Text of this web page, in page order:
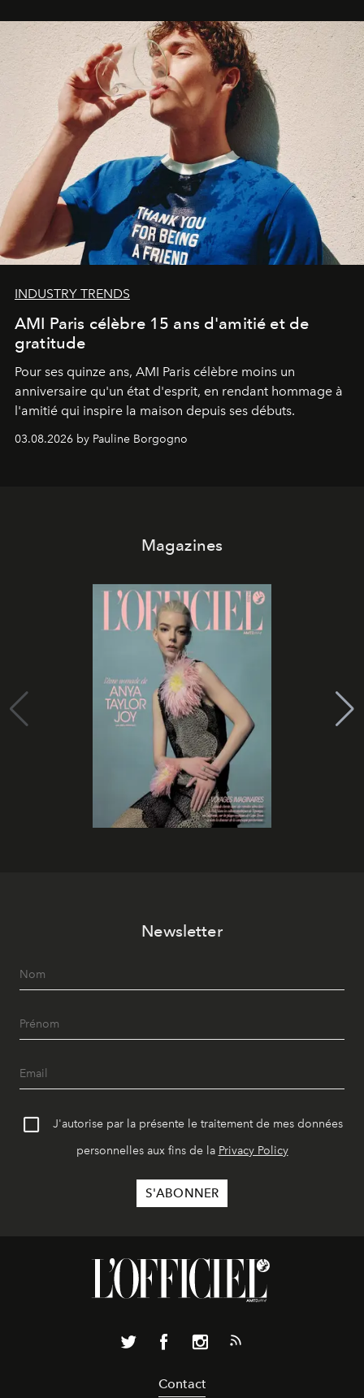
INDUSTRY TRENDS
AMI Paris célèbre 15 ans d'amitié et de
gratitude
Pour ses quinze ans, AMI Paris célèbre moins un
anniversaire qu'un état d'esprit, en rendant hommage à
l'amitié qui inspire la maison depuis ses débuts.
03.08.2026 by Pauline Borgogno
Magazines
Newsletter
J'autorise par la présente le traitement de mes données
personnelles aux fins de la Privacy Policy
Contact